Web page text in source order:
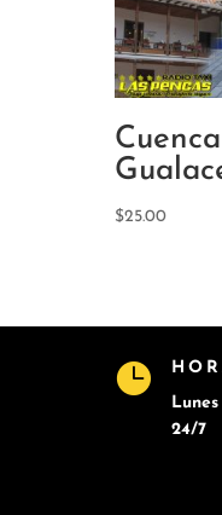
$25.00

24/7